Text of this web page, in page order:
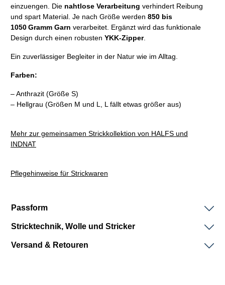
einzuengen. Die nahtlose Verarbeitung verhindert Reibung
und spart Material. Je nach Größe werden 850 bis
1050 Gramm Garn verarbeitet. Ergänzt wird das funktionale
Design durch einen robusten YKK-Zipper.
Ein zuverlässiger Begleiter in der Natur wie im Alltag.
Farben:
– Anthrazit (Größe S)
– Hellgrau (Größen M und L, L fällt etwas größer aus)
Mehr zur gemeinsamen Strickkollektion von HALFS und
INDNAT
Pflegehinweise für Strickwaren
Passform
Stricktechnik, Wolle und Stricker
Versand & Retouren